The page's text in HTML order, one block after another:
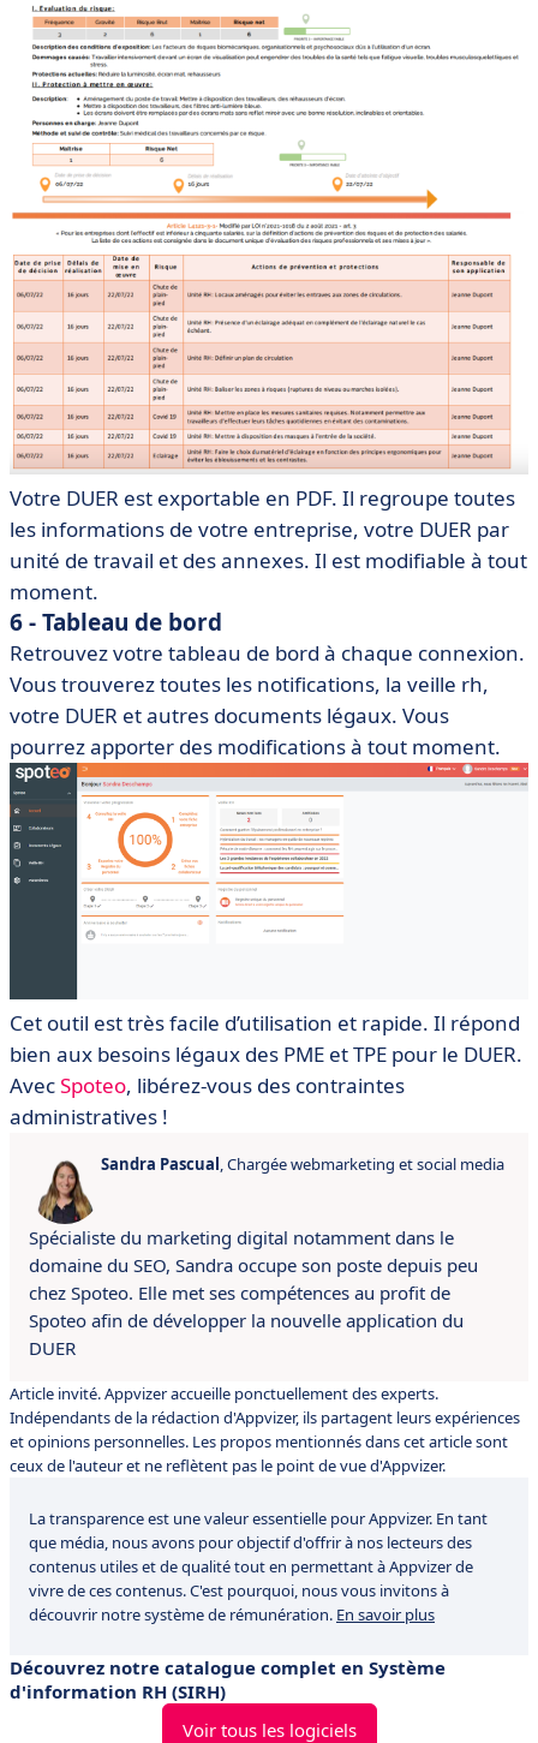
Votre DUER est exportable en PDF. Il regroupe toutes
les informations de votre entreprise, votre DUER par
unité de travail et des annexes. Il est modifiable à tout
moment.
6 - Tableau de bord
Retrouvez votre tableau de bord à chaque connexion.
Vous trouverez toutes les notifications, la veille rh,
votre DUER et autres documents légaux. Vous
pourrez apporter des modifications à tout moment.
Cet outil est très facile d’utilisation et rapide. Il répond
bien aux besoins légaux des PME et TPE pour le DUER.
AvecSpoteo, libérez-vous des contraintes
administratives !
Sandra Pascual, Chargée webmarketing et social media
Spécialiste du marketing digital notamment dans le
domaine du SEO, Sandra occupe son poste depuis peu
chez Spoteo. Elle met ses compétences au profit de
Spoteo afin de développer la nouvelle application du
DUER
Article invité. Appvizer accueille ponctuellement des experts.
Indépendants de la rédaction d'Appvizer, ils partagent leurs expériences
et opinions personnelles. Les propos mentionnés dans cet article sont
ceux de l'auteur et ne reflètent pas le point de vue d'Appvizer.
La transparence est une valeur essentielle pour Appvizer. En tant
que média, nous avons pour objectif d'offrir à nos lecteurs des
contenus utiles et de qualité tout en permettant à Appvizer de
vivre de ces contenus. C'est pourquoi, nous vous invitons à
découvrir notre système de rémunération. En savoir plus
Découvrez notre catalogue complet en Système
d'information RH (SIRH)
Voir tous les logiciels